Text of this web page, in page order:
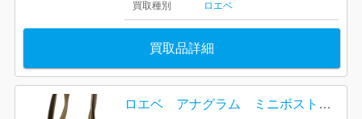
買取種別 ロエベ
買取品詳細
ロエベ アナグラム ミニボストンバッグ